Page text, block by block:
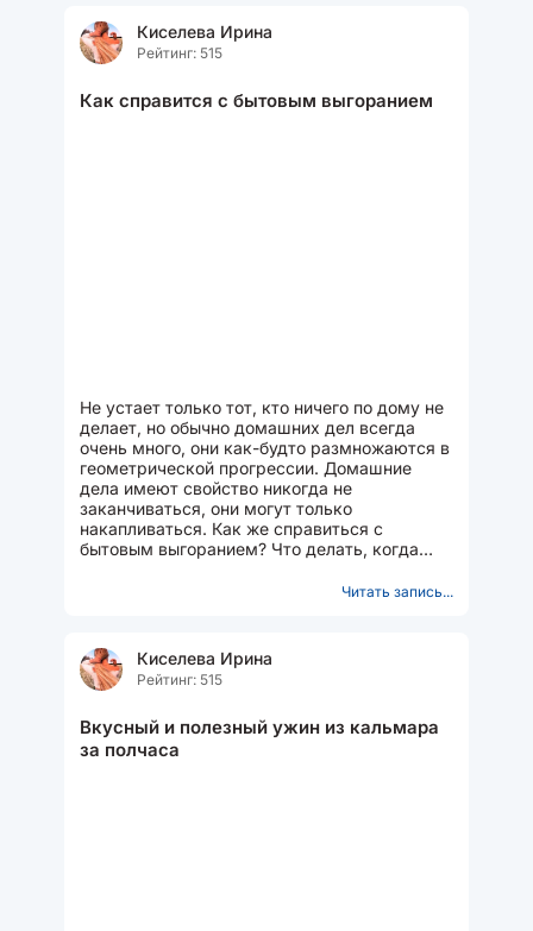
Киселева Ирина
Рейтинг: 515
Как справится с бытовым выгоранием
Не устает только тот, кто ничего по дому не
делает, но обычно домашних дел всегда
очень много, они как-будто размножаются в
геометрической прогрессии. Домашние
дела имеют свойство никогда не
заканчиваться, они могут только
накапливаться. Как же справиться с
бытовым выгоранием? Что делать, когда
Читать запись...
Киселева Ирина
Рейтинг: 515
Вкусный и полезный ужин из кальмара
за полчаса